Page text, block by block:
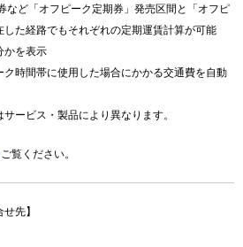
など「オフピーク定期券」発売区間と「オフピ
た経路でもそれぞれの定期運賃計算が可能
かを表示
ク時間帯に使用した場合にかかる交通費を自動
ービス・製品により異なります。
覧ください。
先】